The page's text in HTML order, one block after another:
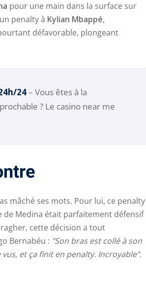
pour une main dans la surface sur
penalty à Kylian Mbappé,
défavorable, plongeant
24– Vous êtes à la
? Le casino near me
mâché ses mots. Pour lui, ce penalty
de Medina était parfaitement défensif
cette décision a tout
Bernabéu : "Son bras est collé à son
vus, et ça finit en penalty. Incroyable".
Lost your password?